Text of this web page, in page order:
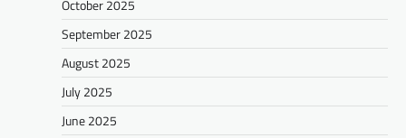
October 2025
September 2025
August 2025
July 2025
June 2025